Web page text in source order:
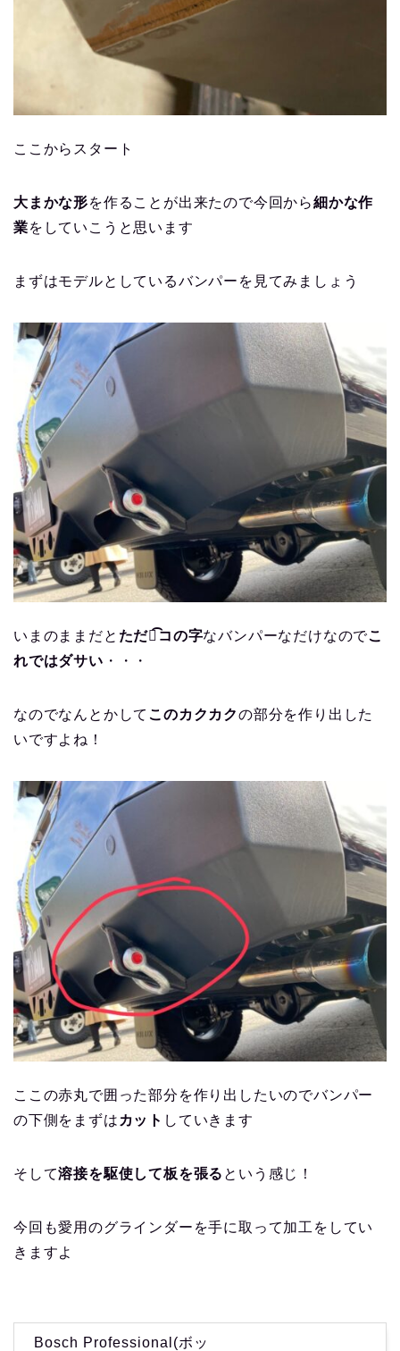
ここからスタート
大まかな形を作ることが出来たので今回から細かな作
業をしていこうと思います
まずはモデルとしているバンパーを見てみましょう
いまのままだと ただの͡コの字なバンパーなだけなのでこ
れではダサい ・・・
なのでなんとかして このカクカクの部分を作り出した
いですよね！
ここの赤丸で囲った部分を作り出したいのでバンパー
の下側をまずは カット していきます
そして溶接を駆使して板を張る という感じ！
今回も愛用のグラインダーを手に取って加工をしてい
きますよ
Bosch Professional(ボッ